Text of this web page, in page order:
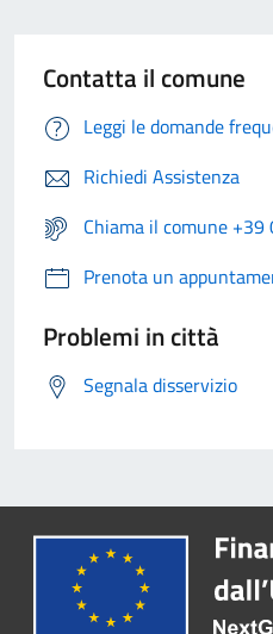
Contatta il comune
Leggi le domande
Richiedi Assistenza
Chiama il comune
Prenota un
Problemi in città
Segnala disservizio